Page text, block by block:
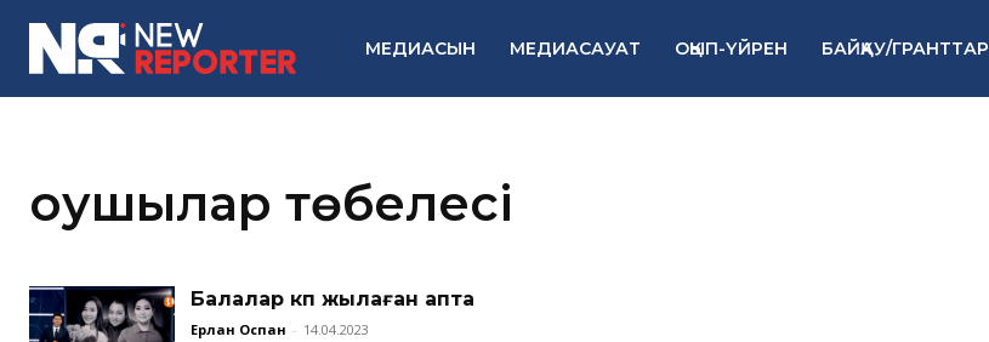
МЕДИАСЫН МЕДИАСАУАТ ОҚЫП-ҮЙРЕН БАЙҚАУ/ГРАНТТАР
оқушылар төбелесі
Балалар көп жылаған апта
Ерлан Оспан - 14.04.2023